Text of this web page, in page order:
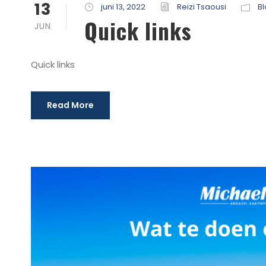
13
JUN
juni 13, 2022 Reizi Tsaousi
Quick links
Quick links
Read More